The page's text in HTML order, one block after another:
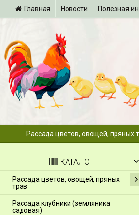
Главная Новости Полезная
Рассада цветов, овощей, пряных
КАТАЛОГ
Рассада цветов, овощей, пряных
трав
Рассада клубники (земляника
садовая)